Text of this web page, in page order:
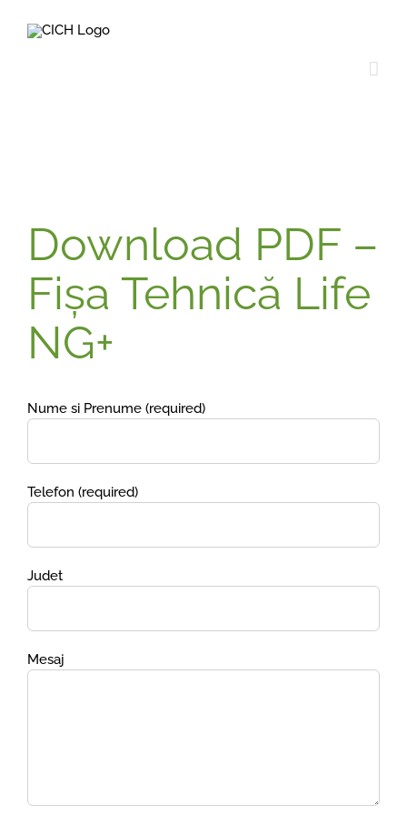
Download PDF –
Fișa Tehnică Life
NG+
Nume si Prenume (required)
Telefon (required)
Judet
Mesaj